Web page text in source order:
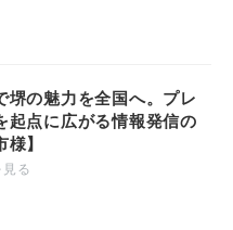
堺の魅力を全国へ。プレ
起点に広がる情報発信の
】
る